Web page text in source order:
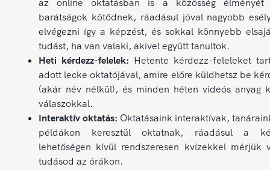
az online oktatásban is a közösség
barátságok kötődnek, ráadásul jóval nagyobb
elvégezni így a képzést, és sokkal könnyebb
tudást, ha van valaki, akivel együtt tanultok.
Heti kérdezz-felelek: Hetente kérdezz-feleleket
adott lecke oktatójával, amire előre küldhetsz be
(akár név nélkül), és minden héten videós anyag
válaszokkal.
Interaktív oktatás: Oktatásaink interaktívak,
példákon keresztül oktatnak, ráadásul a
lehetőségen kívül rendszeresen kvízekkel mérjük
tudásod az órákon.